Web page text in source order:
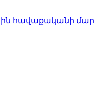
հավաքականի